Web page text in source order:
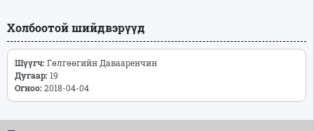
Холбоотой шийдвэрүүд
Шүүгч:Гөлгөөгийн Давааренчин
Дугаар:19
Огноо:2018-04-04